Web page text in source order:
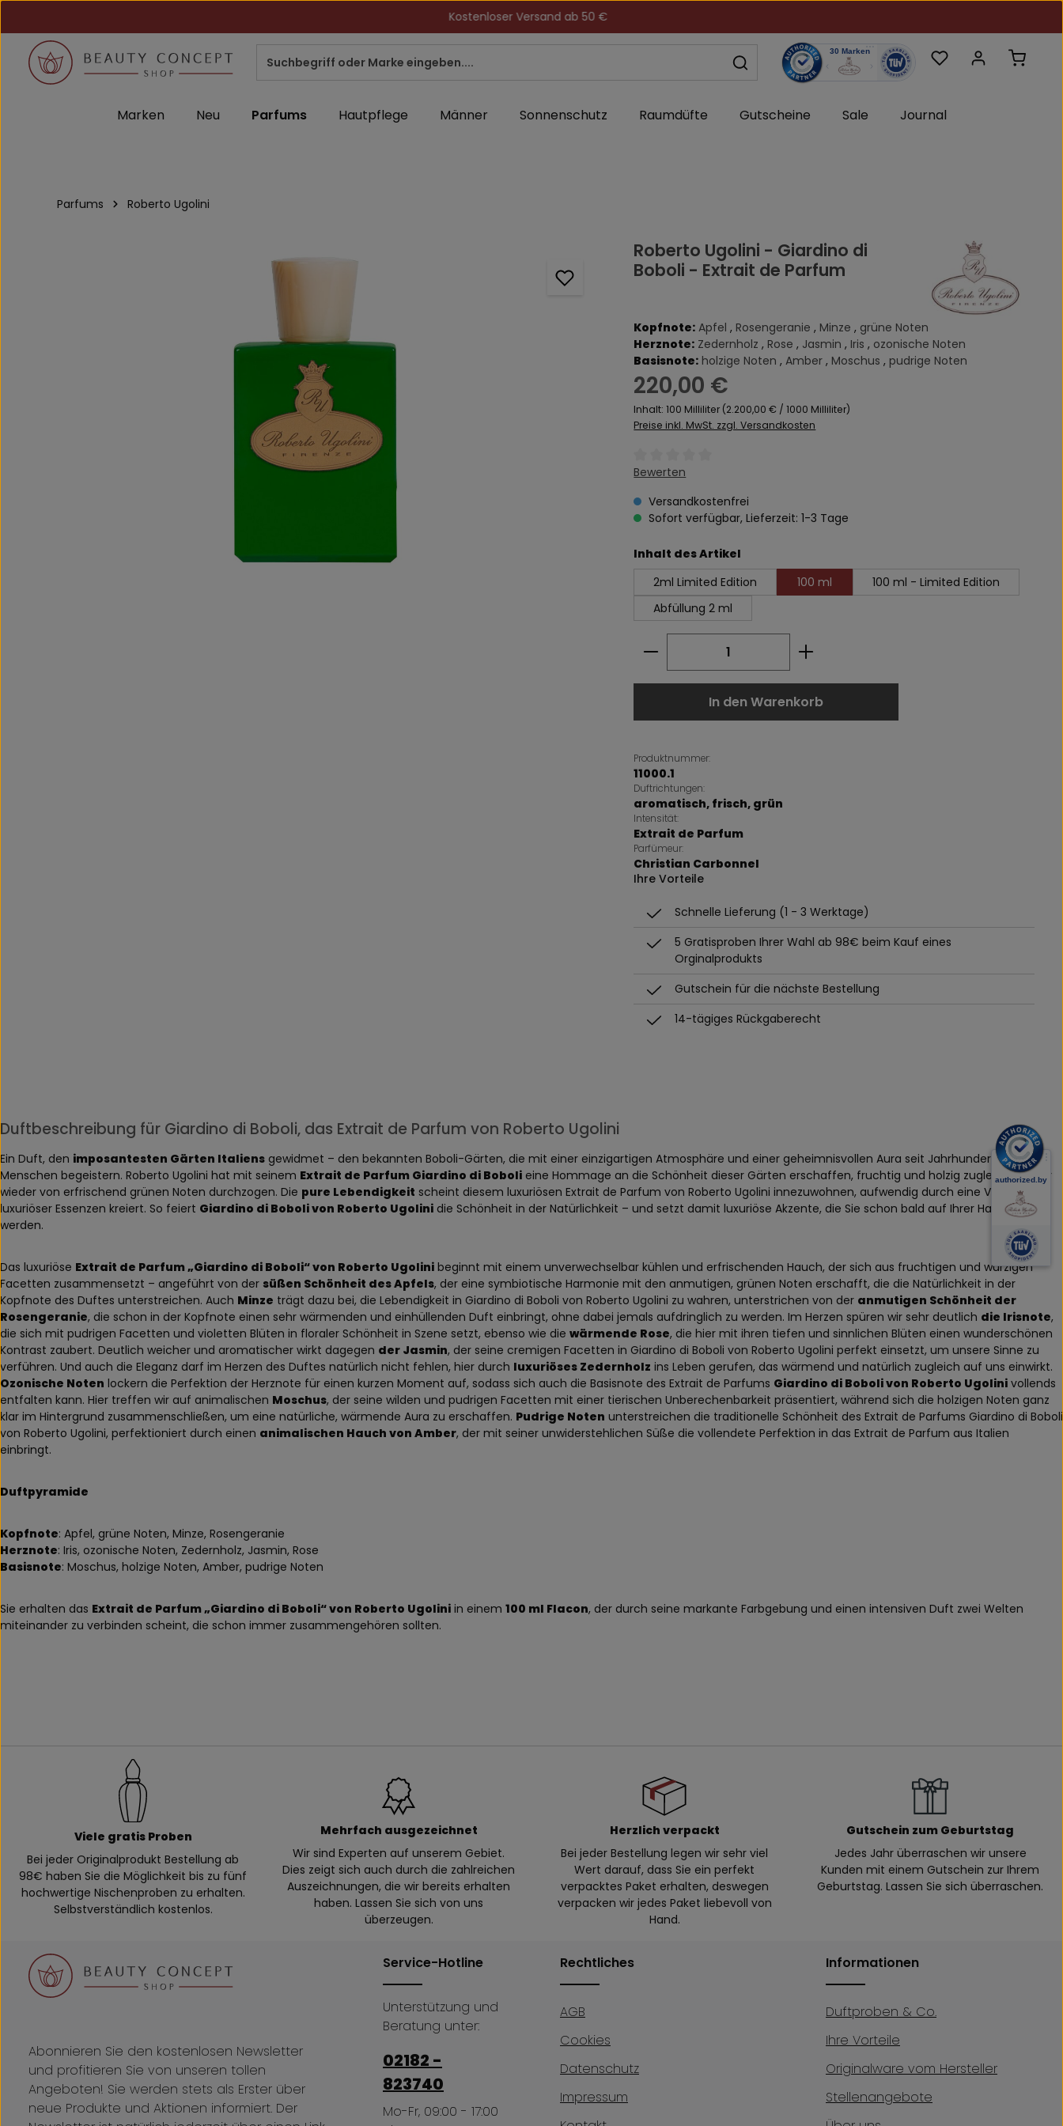
Kostenloser Versand ab 50 €
Du hast 0 Produkte
Marken Neu Parfums Hautpflege Männer Sonnenschutz Raumdüfte Gutscheine Sale Journal
Parfums Roberto Ugolini
Roberto Ugolini - Giardino di
Boboli - Extrait de Parfum
Kopfnote: Apfel , Rosengeranie , Minze , grüne Noten
Herznote: Zedernholz , Rose , Jasmin , Iris , ozonische Noten
Basisnote: holzige Noten ,Amber , Moschus , pudrige Noten
Regulärer Preis:
220,00 €
Inhalt:100 Milliliter (2.200,00 € / 1000 Milliliter)
Preise inkl. MwSt. zzgl. Versandkosten
Durchschnittliche Bewertung von 0 von 5 Sternen
Bewerten
Versandkostenfrei
Sofort verfügbar, Lieferzeit: 1-3 Tage
Inhalt des Artikel
2ml Limited Edition
100 ml
100 ml - Limited Edition
Abfüllung 2 ml
Produkt Anzahl: Gib den gewünschten
In den Warenkorb
Produktnummer:
11000.1
Duftrichtungen:
aromatisch, frisch, grün
Intensität:
Extrait de Parfum
Parfümeur:
Christian Carbonnel
Ihre Vorteile
Schnelle Lieferung (1 - 3 Werktage)
5 Gratisproben Ihrer Wahl ab 98€ beim Kauf eines
Orginalprodukts
Gutschein für die nächste Bestellung
14-tägiges Rückgaberecht
Duftbeschreibung für Giardino di Boboli, das Extrait de Parfum von Roberto Ugolini
Ein Duft, den imposantesten Gärten Italiens gewidmet – den bekannten Boboli-Gärten, die mit einer einzigartigen Atmosphäre und einer geheimnisvollen Aura seit Jahrhunderten die
Menschen begeistern. Roberto Ugolini hat mit seinem Extrait de Parfum Giardino di Boboli eine Hommage an die Schönheit dieser Gärten erschaffen, fruchtig und holzig zugleich, immer
wieder von erfrischend grünen Noten durchzogen. Die pure Lebendigkeit scheint diesem luxuriösen Extrait de Parfum von Roberto Ugolini innezuwohnen, aufwendig durch eine Vielzahl
luxuriöser Essenzen kreiert. So feiert Giardino di Boboli von Roberto Ugolini die Schönheit in der Natürlichkeit – und setzt damit luxuriöse Akzente, die Sie schon bald auf Ihrer Haut spüren
werden.
Das luxuriöse Extrait de Parfum „Giardino di Boboli“ von Roberto Ugolini beginnt mit einem unverwechselbar kühlen und erfrischenden Hauch, der sich aus fruchtigen und würzigen
Facetten zusammensetzt – angeführt von der süßen Schönheit des Apfels, der eine symbiotische Harmonie mit den anmutigen, grünen Noten erschafft, die die Natürlichkeit in der
Kopfnote des Duftes unterstreichen. Auch Minze trägt dazu bei, die Lebendigkeit in Giardino di Boboli von Roberto Ugolini zu wahren, unterstrichen von der anmutigen Schönheit der
Rosengeranie, die schon in der Kopfnote einen sehr wärmenden und einhüllenden Duft einbringt, ohne dabei jemals aufdringlich zu werden. Im Herzen spüren wir sehr deutlich die Irisnote,
die sich mit pudrigen Facetten und violetten Blüten in floraler Schönheit in Szene setzt, ebenso wie die wärmende Rose, die hier mit ihren tiefen und sinnlichen Blüten einen wunderschönen
Kontrast zaubert. Deutlich weicher und aromatischer wirkt dagegen der Jasmin, der seine cremigen Facetten in Giardino di Boboli von Roberto Ugolini perfekt einsetzt, um unsere Sinne zu
verführen. Und auch die Eleganz darf im Herzen des Duftes natürlich nicht fehlen, hier durch luxuriöses Zedernholz ins Leben gerufen, das wärmend und natürlich zugleich auf uns einwirkt.
Ozonische Noten lockern die Perfektion der Herznote für einen kurzen Moment auf, sodass sich auch die Basisnote des Extrait de Parfums Giardino di Boboli von Roberto Ugolini vollends
entfalten kann. Hier treffen wir auf animalischen Moschus, der seine wilden und pudrigen Facetten mit einer tierischen Unberechenbarkeit präsentiert, während sich die holzigen Noten ganz
klar im Hintergrund zusammenschließen, um eine natürliche, wärmende Aura zu erschaffen. Pudrige Noten unterstreichen die traditionelle Schönheit des Extrait de Parfums Giardino di Boboli
von Roberto Ugolini, perfektioniert durch einen animalischen Hauch von Amber, der mit seiner unwiderstehlichen Süße die vollendete Perfektion in das Extrait de Parfum aus Italien
einbringt.
Duftpyramide
Kopfnote: Apfel, grüne Noten, Minze, Rosengeranie
Herznote: Iris, ozonische Noten, Zedernholz, Jasmin, Rose
Basisnote: Moschus, holzige Noten, Amber, pudrige Noten
Sie erhalten das Extrait de Parfum „Giardino di Boboli“ von Roberto Ugolini in einem 100 ml Flacon, der durch seine markante Farbgebung und einen intensiven Duft zwei Welten
miteinander zu verbinden scheint, die schon immer zusammengehören sollten.
Viele gratis Proben
Bei jeder Originalprodukt Bestellung ab
98€ haben Sie die Möglichkeit bis zu fünf
hochwertige Nischenproben zu erhalten.
Selbstverständlich kostenlos.
Mehrfach ausgezeichnet
Wir sind Experten auf unserem Gebiet.
Dies zeigt sich auch durch die zahlreichen
Auszeichnungen, die wir bereits erhalten
haben. Lassen Sie sich von uns
überzeugen.
Herzlich verpackt
Bei jeder Bestellung legen wir sehr viel
Wert darauf, dass Sie ein perfekt
verpacktes Paket erhalten, deswegen
verpacken wir jedes Paket liebevoll von
Hand.
Gutschein zum Geburtstag
Jedes Jahr überraschen wir unsere
Kunden mit einem Gutschein zur Ihrem
Geburtstag. Lassen Sie sich überraschen.
Abonnieren Sie den kostenlosen Newsletter
und profitieren Sie von unseren tollen
Angeboten! Sie werden stets als Erster über
neue Produkte und Aktionen informiert. Der
Service-Hotline
Unterstützung und
Beratung unter:
02182 -
823740
Mo-Fr, 09:00 - 17:00
Rechtliches
AGB
Cookies
Datenschutz
Impressum
Informationen
Duftproben & Co.
Ihre Vorteile
Originalware vom Hersteller
Stellenangebote